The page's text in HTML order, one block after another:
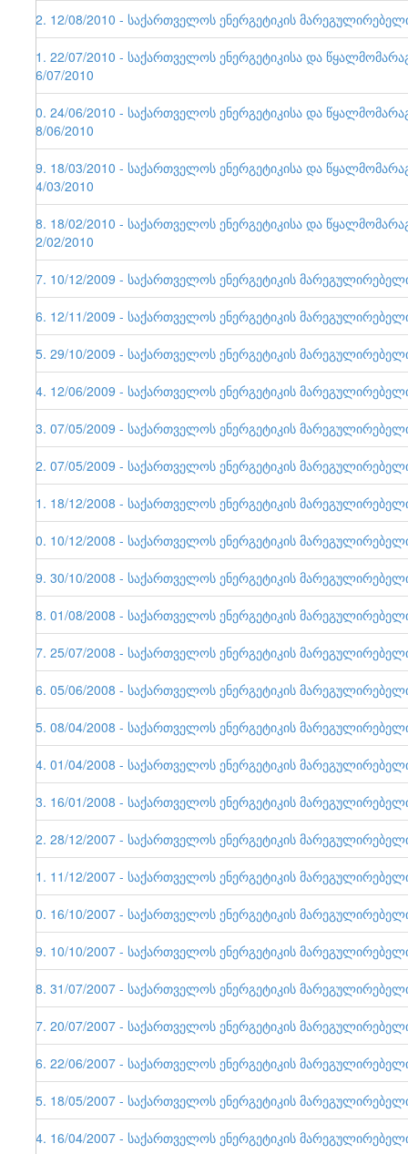
42. 12/08/2010 - საქართველოს ენერგეტიკის
41. 22/07/2010 - საქართველოს ენერგეტიკისა და
26/07/2010
40. 24/06/2010 - საქართველოს ენერგეტიკისა და
28/06/2010
39. 18/03/2010 - საქართველოს ენერგეტიკისა და
24/03/2010
38. 18/02/2010 - საქართველოს ენერგეტიკისა და
22/02/2010
37. 10/12/2009 - საქართველოს ენერგეტიკის
36. 12/11/2009 - საქართველოს ენერგეტიკის
35. 29/10/2009 - საქართველოს ენერგეტიკის
34. 12/06/2009 - საქართველოს ენერგეტიკის
33. 07/05/2009 - საქართველოს ენერგეტიკის
32. 07/05/2009 - საქართველოს ენერგეტიკის
31. 18/12/2008 - საქართველოს ენერგეტიკის
30. 10/12/2008 - საქართველოს ენერგეტიკის
29. 30/10/2008 - საქართველოს ენერგეტიკის
28. 01/08/2008 - საქართველოს ენერგეტიკის
27. 25/07/2008 - საქართველოს ენერგეტიკის
26. 05/06/2008 - საქართველოს ენერგეტიკის
25. 08/04/2008 - საქართველოს ენერგეტიკის
24. 01/04/2008 - საქართველოს ენერგეტიკის
23. 16/01/2008 - საქართველოს ენერგეტიკის
22. 28/12/2007 - საქართველოს ენერგეტიკის
21. 11/12/2007 - საქართველოს ენერგეტიკის
20. 16/10/2007 - საქართველოს ენერგეტიკის
19. 10/10/2007 - საქართველოს ენერგეტიკის
18. 31/07/2007 - საქართველოს ენერგეტიკის
17. 20/07/2007 - საქართველოს ენერგეტიკის
16. 22/06/2007 - საქართველოს ენერგეტიკის
15. 18/05/2007 - საქართველოს ენერგეტიკის
14. 16/04/2007 - საქართველოს ენერგეტიკის